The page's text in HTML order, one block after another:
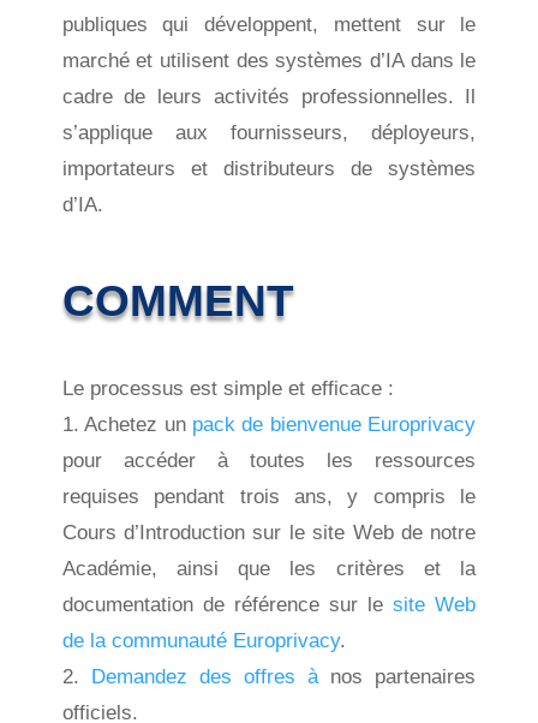
publiques qui développent, mettent sur le
marché et utilisent des systèmes d’IA dans le
cadre de leurs activités professionnelles. Il
s’applique aux fournisseurs, déployeurs,
importateurs et distributeurs de systèmes
d’IA.
COMMENT
Le processus est simple et efficace :
1. Achetez un pack de bienvenue Europrivacy
pour accéder à toutes les ressources
requises pendant trois ans, y compris le
Cours d’Introduction sur le site Web de notre
Académie, ainsi que les critères et la
documentation de référence sur lesite Web
de la communauté Europrivacy.
2. Demandez des offres ànos partenaires
officiels.